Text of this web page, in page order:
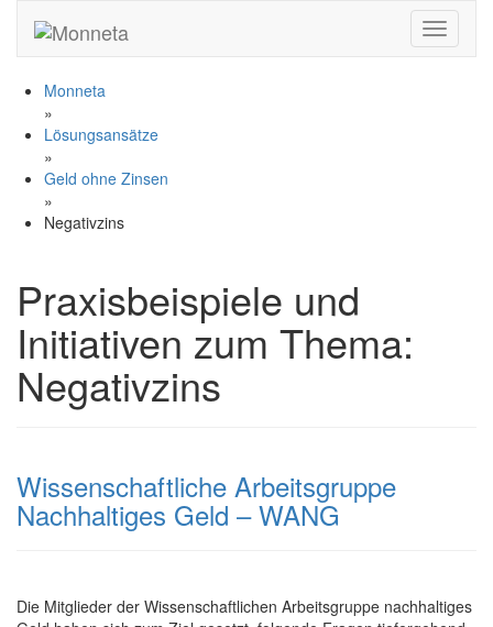
Toggle
Monneta
»
Lösungsansätze
»
Geld ohne Zinsen
»
Negativzins
Praxisbeispiele und
Initiativen zum Thema:
Negativzins
Wissenschaftliche Arbeitsgruppe
Nachhaltiges Geld – WANG
Die Mitglieder der Wissenschaftlichen Arbeitsgruppe nachhaltiges